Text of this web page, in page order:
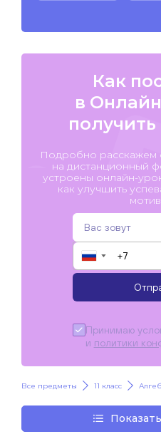
Как
в
получить
Подробно расскажем
на дистанционный
устроены онлайн-
как улучшить
▼
Принимаю
и политики
Все предметы 11 класс